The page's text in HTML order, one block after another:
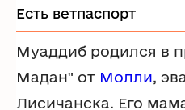
Есть ветпаспорт
Муаддиб родился в
Мадан" от Молли,
Лисичанска. Его